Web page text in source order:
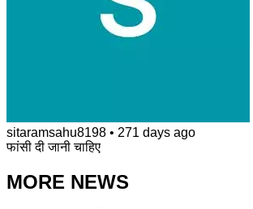
sitaramsahu8198 • 271 days ago
फांसी दी जानी चाहिए
MORE NEWS